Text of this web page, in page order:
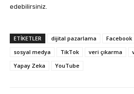
edebilirsiniz.
ETIKETLER dijital pazarlama Facebook
sosyal medya
TikTok veri çıkarma
Yapay Zeka
YouTube